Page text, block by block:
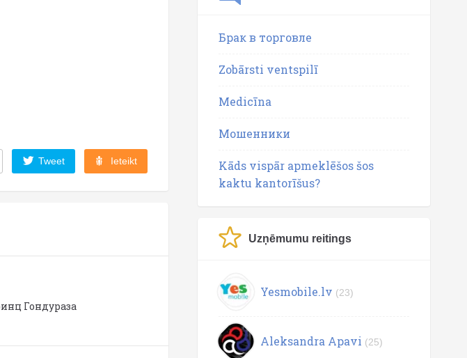
Tweet Ieteikt
Гондураза
Брак в торговле
Zobārsti ventspilī
Medicīna
Мошенники
Kāds vispār apmeklēšos šos
kaktu kantorīšus?
Uzņēmumu reitings
Yesmobile.lv (23)
Aleksandra Apavi (25)